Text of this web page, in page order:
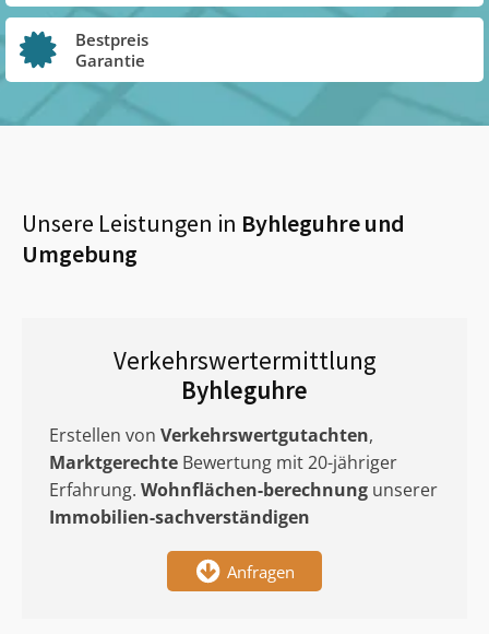
Bestpreis
Garantie
Unsere Leistungen in Byhleguhreund
Umgebung
Verkehrswertermittlung
Byhleguhre
Erstellen von Verkehrswertgutachten,
Marktgerechte Bewertung mit 20-jähriger
Erfahrung. Wohnflächen-berechnung unserer
Immobilien-sachverständigen
Anfragen